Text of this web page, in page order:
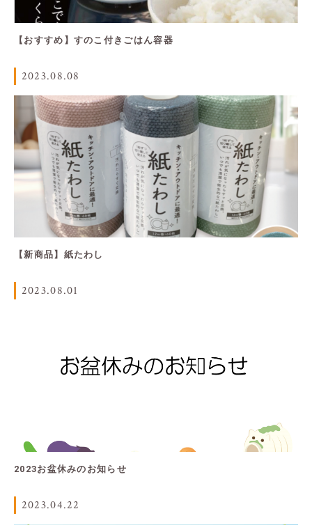
【おすすめ】すのこ付きごはん容器
2023.08.08
【新商品】紙たわし
2023.08.01
2023お盆休みのお知らせ
2023.04.22